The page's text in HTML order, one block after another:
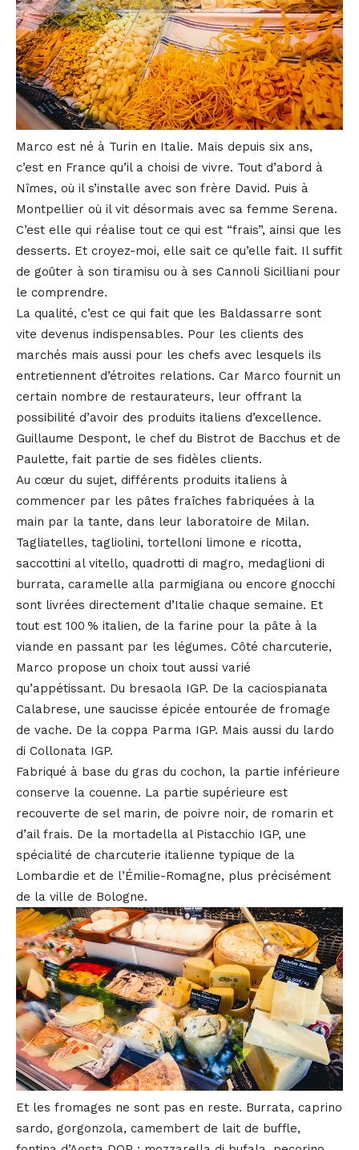
Marco est né à Turin en Italie. Mais depuis six ans,
c’est en France qu’il a choisi de vivre. Tout d’abord à
Nîmes, où il s’installe avec son frère David. Puis à
Montpellier où il vit désormais avec sa femme Serena.
C’est elle qui réalise tout ce qui est “frais”, ainsi que les
desserts. Et croyez-moi, elle sait ce qu’elle fait. Il suffit
de goûter à son tiramisu ou à ses Cannoli Sicilliani pour
le comprendre.
La qualité, c’est ce qui fait que les Baldassarre sont
vite devenus indispensables. Pour les clients des
marchés mais aussi pour les chefs avec lesquels ils
entretiennent d’étroites relations. Car Marco fournit un
certain nombre de restaurateurs, leur offrant la
possibilité d’avoir des produits italiens d’excellence.
Guillaume Despont, le chef du Bistrot de Bacchus et de
Paulette, fait partie de ses fidèles clients.
Au cœur du sujet, différents produits italiens à
commencer par les pâtes fraîches fabriquées à la
main par la tante, dans leur laboratoire de Milan.
Tagliatelles, tagliolini, tortelloni limone e ricotta,
saccottini al vitello, quadrotti di magro, medaglioni di
burrata, caramelle alla parmigiana ou encore gnocchi
sont livrées directement d’Italie chaque semaine. Et
tout est 100 % italien, de la farine pour la pâte à la
viande en passant par les légumes. Côté charcuterie,
Marco propose un choix tout aussi varié
qu’appétissant. Du bresaola IGP. De la caciospianata
Calabrese, une saucisse épicée entourée de fromage
de vache. De la coppa Parma IGP. Mais aussi du lardo
di Collonata IGP.
Fabriqué à base du gras du cochon, la partie inférieure
conserve la couenne. La partie supérieure est
recouverte de sel marin, de poivre noir, de romarin et
d’ail frais. De la mortadella al Pistacchio IGP, une
spécialité de charcuterie italienne typique de la
Lombardie et de l’Émilie-Romagne, plus précisément
de la ville de Bologne.
Et les fromages ne sont pas en reste. Burrata, caprino
sardo, gorgonzola, camembert de lait de buffle,